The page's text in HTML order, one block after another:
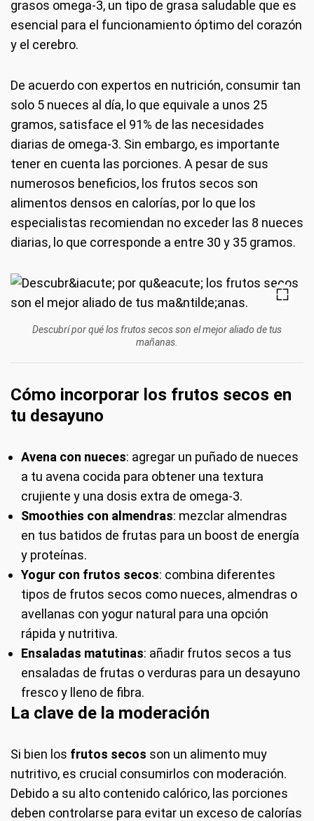
grasos omega-3, un tipo de grasa saludable que es
esencial para el funcionamiento óptimo del corazón
y el cerebro.
De acuerdo con expertos en nutrición, consumir tan
solo 5 nueces al día, lo que equivale a unos 25
gramos, satisface el 91% de las necesidades
diarias de omega-3. Sin embargo, es importante
tener en cuenta las porciones. A pesar de sus
numerosos beneficios, los frutos secos son
alimentos densos en calorías, por lo que los
especialistas recomiendan no exceder las 8 nueces
diarias, lo que corresponde a entre 30 y 35 gramos.
Descubrí por qué los frutos secos son el mejor aliado de tus
mañanas.
Cómo incorporar los frutos secos en
tu desayuno
Avena con nueces: agregar un puñado de nueces
a tu avena cocida para obtener una textura
crujiente y una dosis extra de omega-3.
Smoothies con almendras: mezclar almendras
en tus batidos de frutas para un boost de energía
y proteínas.
Yogur con frutos secos: combina diferentes
tipos de frutos secos como nueces, almendras o
avellanas con yogur natural para una opción
rápida y nutritiva.
Ensaladas matutinas: añadir frutos secos a tus
ensaladas de frutas o verduras para un desayuno
fresco y lleno de fibra.
La clave de la moderación
Si bien los frutos secos son un alimento muy
nutritivo, es crucial consumirlos con moderación.
Debido a su alto contenido calórico, las porciones
deben controlarse para evitar un exceso de calorías